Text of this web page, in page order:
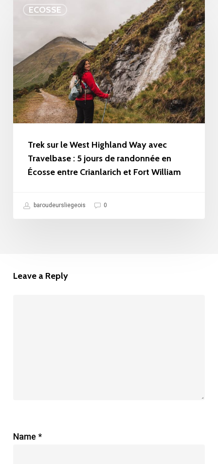
ECOSSE
West
Highland
Way
avec
Travelbase
:
jours
Écosse
Fort
Trek sur le West Highland Way avec
Travelbase : 5 jours de randonnée en
Écosse entre Crianlarich et Fort William
baroudeursliegeois 0
Leave a Reply
Name *